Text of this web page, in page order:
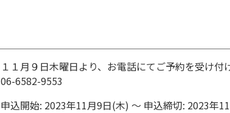
１１月９日木曜日より、お電話にてご予約を受け付
06-6582-9553
申込開始: 2023年11月9日(木) 〜 申込締切: 2023年